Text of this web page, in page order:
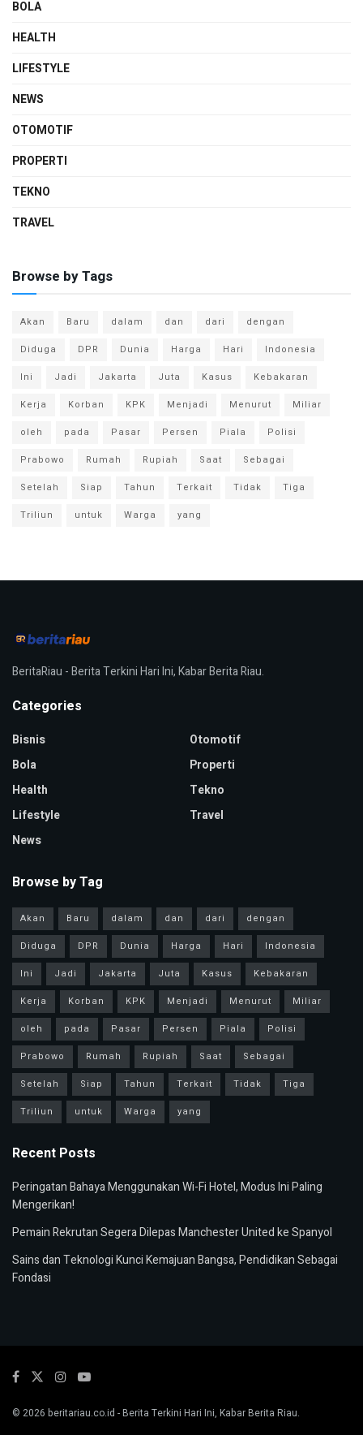
BOLA
HEALTH
LIFESTYLE
NEWS
OTOMOTIF
PROPERTI
TEKNO
TRAVEL
Browse by Tags
Akan Baru dalam dan dari
dengan
Diduga
DPR Dunia Harga Hari
Indonesia
Ini
Jadi Jakarta Juta Kasus
Kebakaran
Kerja
Korban KPK Menjadi Menurut
Miliar
oleh
pada Pasar Persen Piala
Polisi
Prabowo
Rumah Rupiah Saat
Sebagai
Setelah
Siap Tahun Terkait Tidak
Tiga
Triliun
untuk Warga yang
BeritaRiau - Berita Terkini Hari Ini, Kabar Berita Riau.
Categories
Bisnis
Bola
Health
Lifestyle
News
Otomotif
Properti
Tekno
Travel
Browse by Tag
Akan Baru dalam dan dari
dengan
Diduga
DPR Dunia Harga Hari
Indonesia
Ini
Jadi Jakarta Juta Kasus
Kebakaran
Kerja
Korban KPK Menjadi Menurut
Miliar
oleh
pada Pasar Persen Piala
Polisi
Prabowo
Rumah Rupiah Saat
Sebagai
Setelah
Siap Tahun Terkait Tidak
Tiga
Triliun
untuk Warga yang
Recent Posts
Peringatan Bahaya Menggunakan Wi-Fi Hotel, Modus Ini Paling
Mengerikan!
Pemain Rekrutan Segera Dilepas Manchester United ke Spanyol
Sains dan Teknologi Kunci Kemajuan Bangsa, Pendidikan Sebagai
Fondasi
© 2026 beritariau.co.id - Berita Terkini Hari Ini, Kabar Berita Riau.